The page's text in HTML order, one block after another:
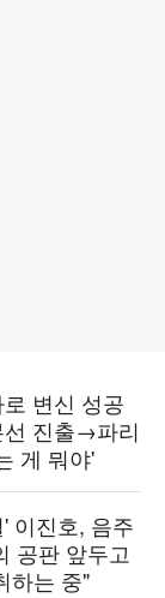
변신 성공
진출→파리
게 뭐야'
이진호, 음주
공판 앞두고
하는 중"